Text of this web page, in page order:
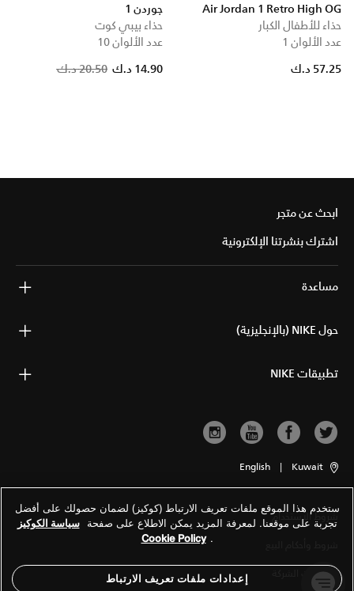
Air Jordan 1 Retro High OG
حذاء للأطفال الكبار
عدد الألوان 1
57.25 د.ك
جوردن 1
حذاء بيبي كوت
عدد الألوان 10
Price reduced from
20.50 د.ك 14.90 د.ك
ابحث عن متجر
اشترك بنشرتنا الإلكترونية
مساعدة
حول NIKE (بالإنجليزية)
تطبيقات NIKE
Kuwait
|
English
شروط الاستخدام
معلومات الشركة
ستخدم هذا الموقع ملفات تعريف الارتباط (كوكيز) لضمان حصولك على أفضل
تجربة على موقعنا. لمعرفة المزيد يمكن الاطلاع على صفحة سياسة الكوكيز
.
Cookie Policy
إعدادات ملفات تعريف الارتباط